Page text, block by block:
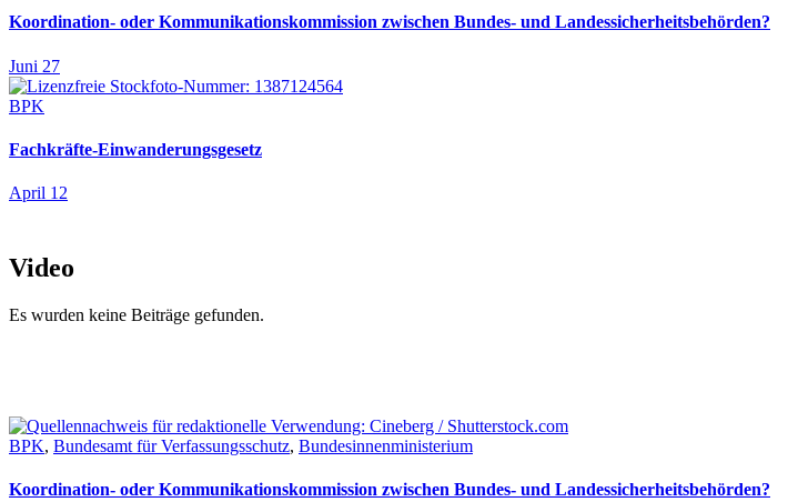
Koordination- oder Kommunikationskommission zwischen Bundes- und Landessicherheitsbehörden?
Juni 27
BPK
Fachkräfte-Einwanderungsgesetz
April 12
Video
Es wurden keine Beiträge gefunden.
BPK, Bundesamt für Verfassungsschutz, Bundesinnenministerium
Koordination- oder Kommunikationskommission zwischen Bundes- und Landessicherheitsbehörden?